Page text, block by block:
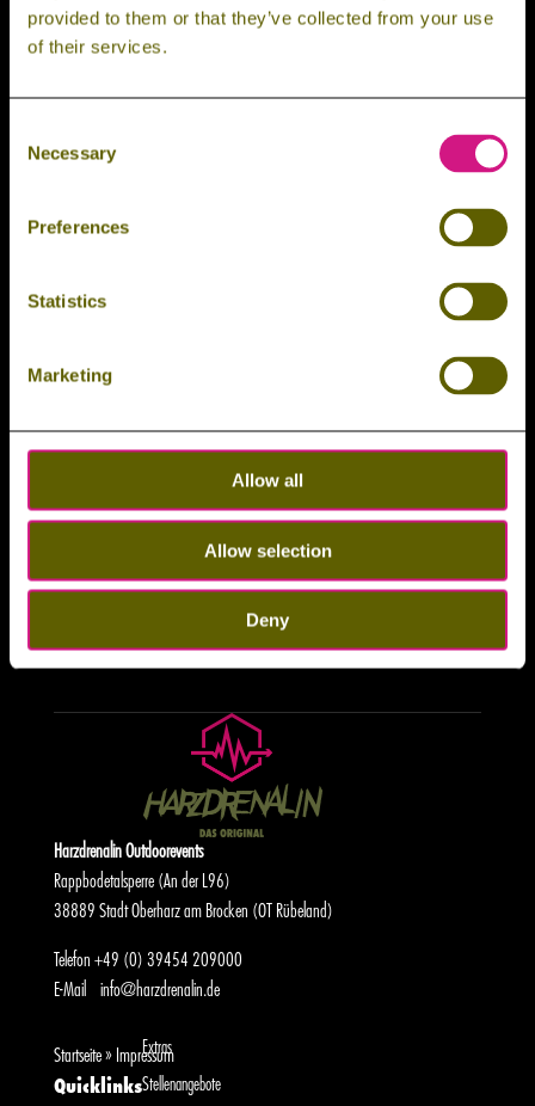
provided to them or that they’ve collected from your use
of their services.
Selection
Necessary
Preferences
Statistics
Marketing
Allow all
Allow selection
Deny
Versicherungsangaben im Rahmen der Dienstleistungs-Informationspflichten-
Verordnung (DL-InfoV) teilen wir unter folgendem Link
Agentur für Digitales Marketing, Employer Branding und Strategisches Branding
Eduard-Schott-Straße 1
Web:www.fourmoments.de
WordPress-Wartung byWordPress Freelancer Jakob Lieser
Harzdrenalin Outdoorevents
Rappbodetalsperre (An der L96)
38889 Stadt Oberharz am Brocken (OT Rübeland)
Telefon +49 (0) 39454 209000
E-Mail info@harzdrenalin.de
Startseite» Impressum
Quicklinks
Extras
Stellenangebote